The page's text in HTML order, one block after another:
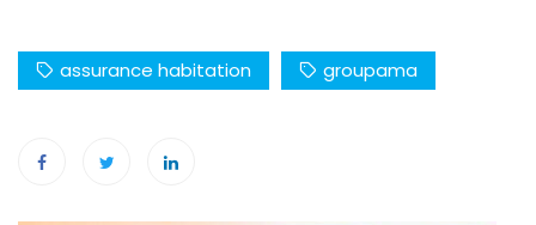
assurance habitation groupama